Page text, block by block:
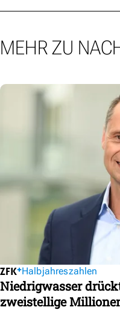
MEHR ZU
Halbjahreszahlen
Niedrigwasser
zweistellige